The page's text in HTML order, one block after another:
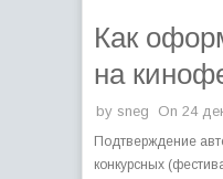
Как
на
by sneg On 24
Подтверждение
конкурсных